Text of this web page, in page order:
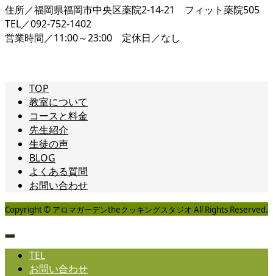
住所／福岡県福岡市中央区薬院2-14-21 フィット薬院505
TEL／092-752-1402
営業時間／11:00～23:00 定休日／なし
TOP
教室について
コースと料金
先生紹介
生徒の声
BLOG
よくある質問
お問い合わせ
Copyright © アロマガーデンtheクッキングスタジオ All Rights Reserved.
TEL
お問い合わせ